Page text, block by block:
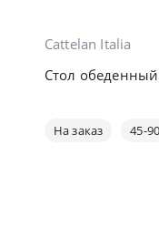
Cattelan Italia
Стол
На заказ 45-